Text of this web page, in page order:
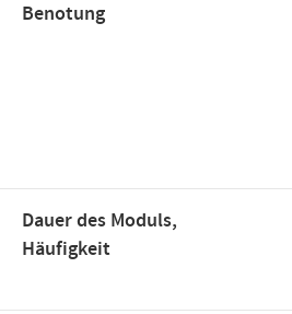
Benotung
Dauer des Moduls,
Häufigkeit